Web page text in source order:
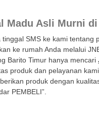
Madu Asli Murni
tinggal SMS ke kami tentang
ke rumah Anda melalui
Barito Timur hanya mencari
produk dan pelayanan
produk dengan
PEMBELI”.